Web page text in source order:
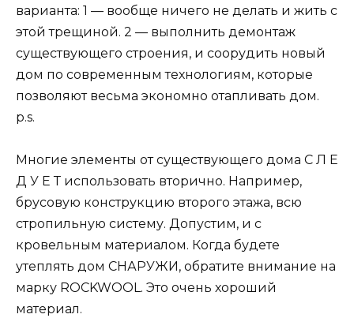
варианта: 1 — вообще ничего не делать и жить с
этой трещиной. 2 — выполнить демонтаж
существующего строения, и соорудить новый
дом по современным технологиям, которые
позволяют весьма экономно отапливать дом.
p.s.
Многие элементы от существующего дома С Л Е
Д У Е Т использовать вторично. Например,
брусовую конструкцию второго этажа, всю
стропильную систему. Допустим, и с
кровельным материалом. Когда будете
утеплять дом СНАРУЖИ, обратите внимание на
марку ROCKWOOL. Это очень хороший
материал.